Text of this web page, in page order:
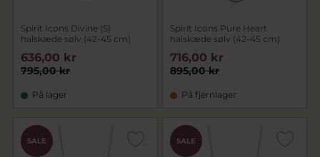
Spirit Icons Divine (S)
halskæde sølv (42-45 cm)
795,00 kr
636,00 kr
På lager
Spirit Icons Pure Heart
halskæde sølv (42-45 cm)
895,00 kr
716,00 kr
På fjernlager
SALE SALE